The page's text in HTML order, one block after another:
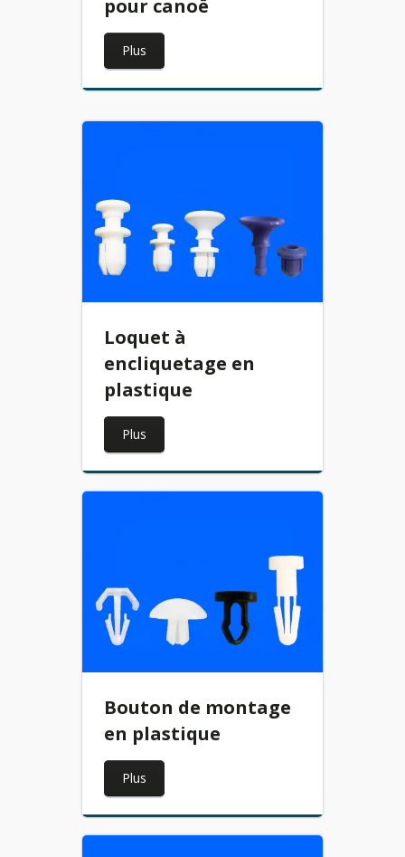
pour canoë
Plus
Loquet à
encliquetage en
plastique
Plus
Bouton de montage
en plastique
Plus